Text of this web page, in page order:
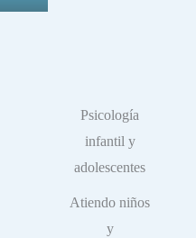
Psicología
infantil y
adolescentes
Atiendo niños
y